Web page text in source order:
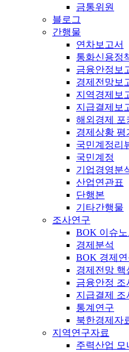
금통위원
블로그
간행물
연차보고서
통화신용정
금융안정보
경제전망보
지역경제보
지급결제보
해외경제 포
경제상황 평
국민계정리
국민계정
기업경영분
산업연관표
단행본
기타간행물
조사연구
BOK 이슈노
경제분석
BOK 경제연
경제전망 핵
금융안정 조
지급결제 조
통계연구
북한경제자
지역연구자료
주력산업 모